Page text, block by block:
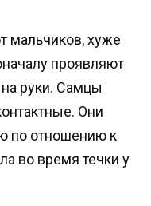
мальчиков, хуже
проявляют
на руки. Самцы
Они
по отношению к
во время течки у